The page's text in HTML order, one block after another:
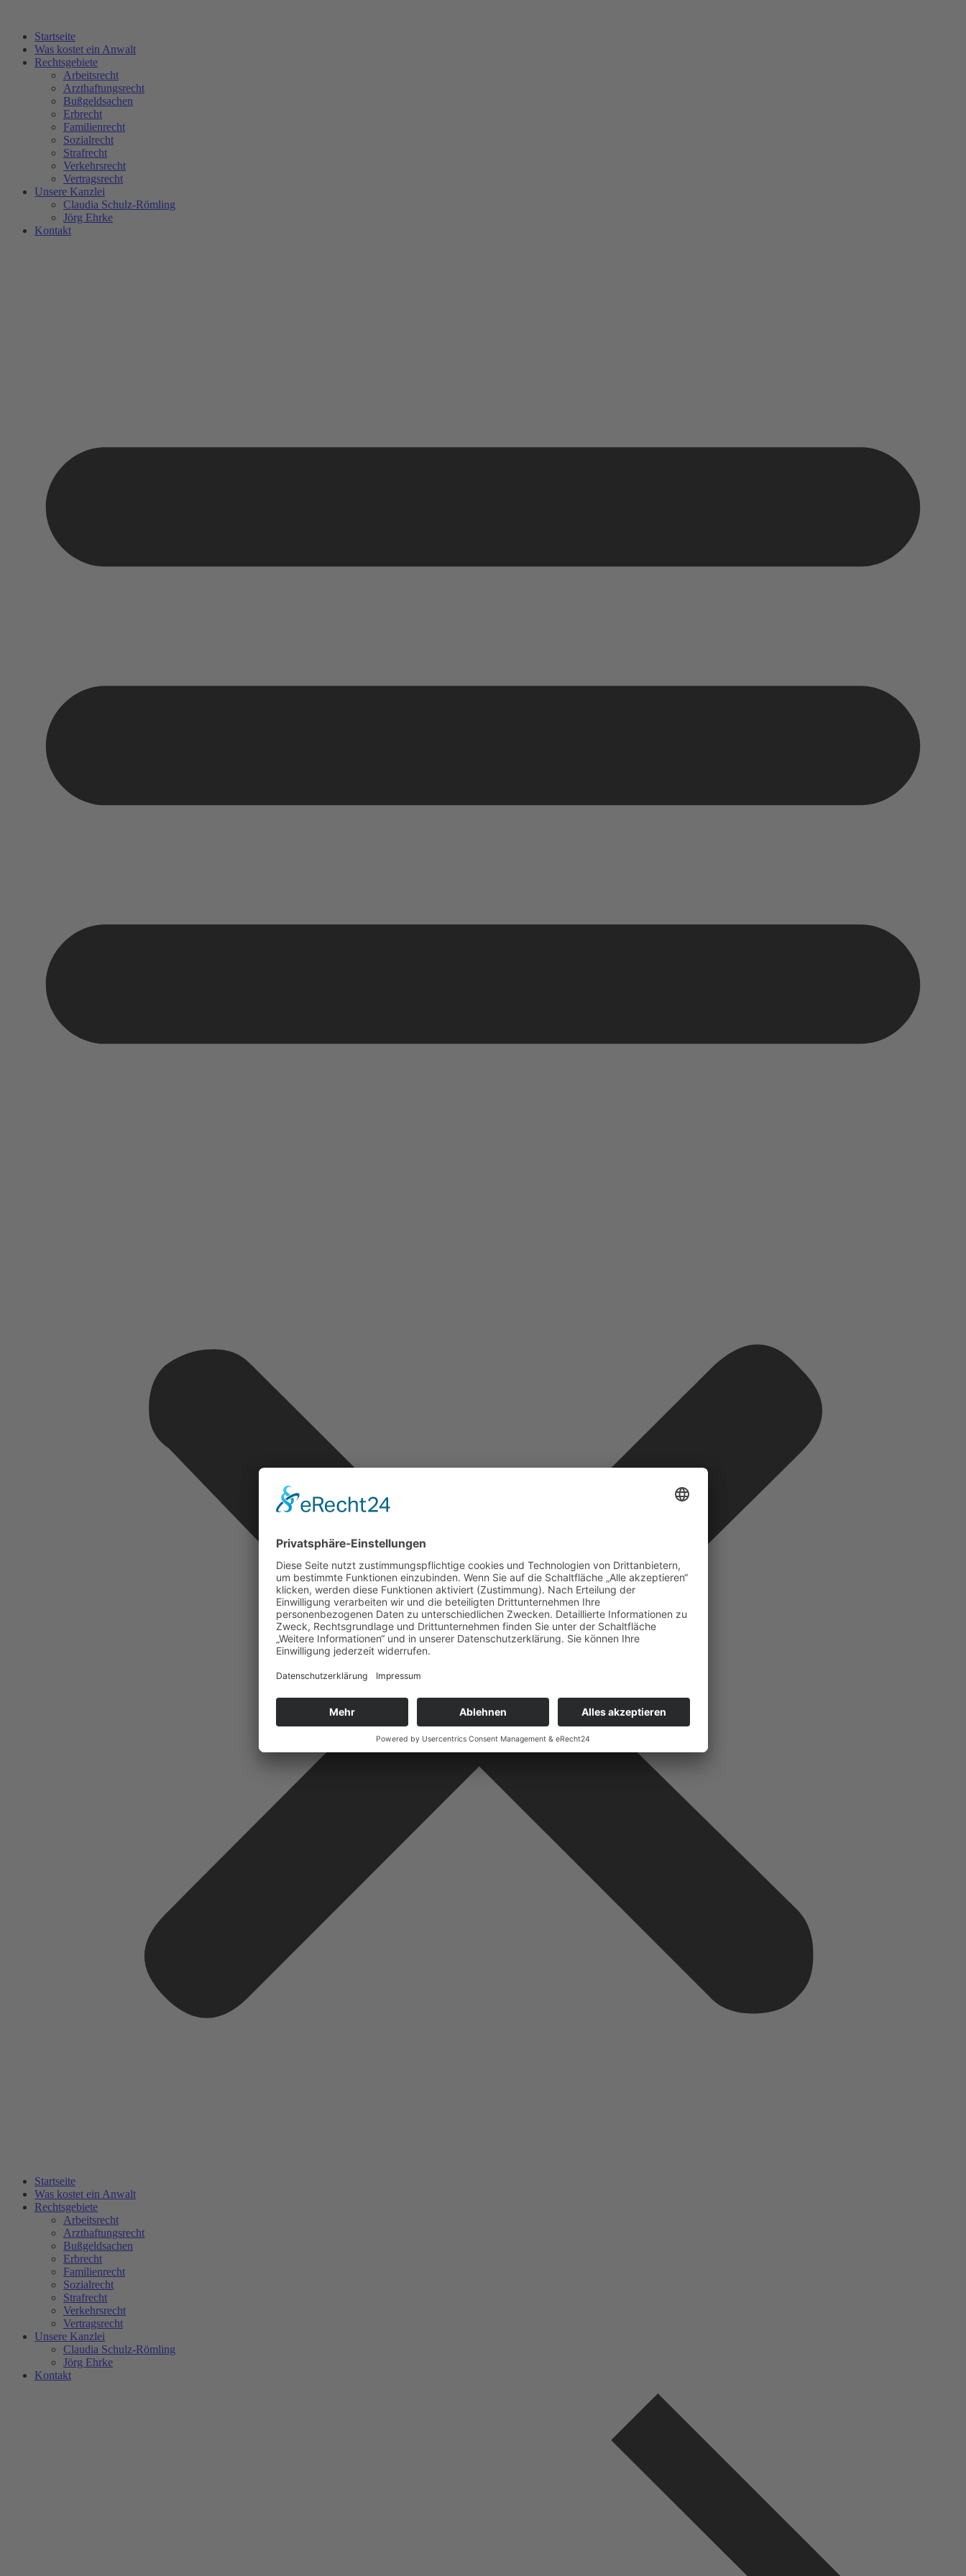
wechselnStartseite
Was kostet ein Anwalt
Rechtsgebiete
Arbeitsrecht
Arzthaftungsrecht
Bußgeldsachen
Erbrecht
Familienrecht
Sozialrecht
Strafrecht
Verkehrsrecht
Vertragsrecht
Unsere Kanzlei
Claudia Schulz-Römling​
Jörg Ehrke
Kontakt
Startseite
Was kostet ein Anwalt
Rechtsgebiete
Arbeitsrecht
Arzthaftungsrecht
Bußgeldsachen
Erbrecht
Familienrecht
Sozialrecht
Strafrecht
Verkehrsrecht
Vertragsrecht
Unsere Kanzlei
Claudia Schulz-Römling​
Jörg Ehrke
Kontakt